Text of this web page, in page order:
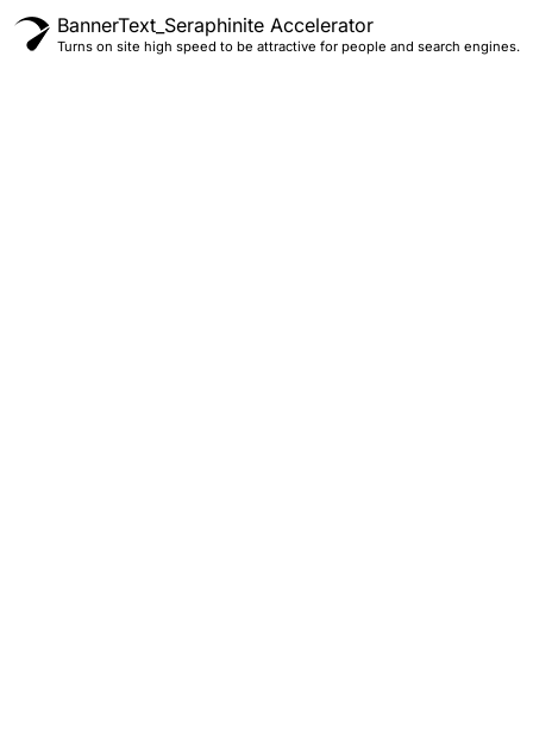
BannerText_Seraphinite Accelerator